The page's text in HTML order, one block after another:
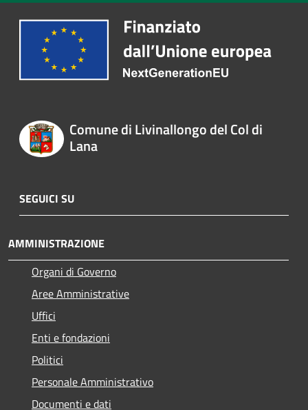
Comune di Livinallongo del Col di
Lana
SEGUICI SU
AMMINISTRAZIONE
Organi di Governo
Aree Amministrative
Uffici
Enti e fondazioni
Politici
Personale Amministrativo
Documenti e dati